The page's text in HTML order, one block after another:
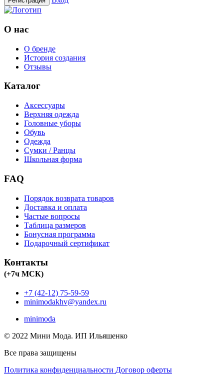
О нас
О бренде
История создания
Отзывы
Каталог
Аксессуары
Верхняя одежда
Головные уборы
Обувь
Одежда
Сумки / Ранцы
Школьная форма
FAQ
Порядок возврата товаров
Доставка и оплата
Частые вопросы
Таблица размеров
Бонусная программа
Подарочный сертификат
Контакты
(+7ч МСК)
+7 (42-12) 75-59-59
minimodakhv@yandex.ru
minimoda
© 2022 Мини Мода. ИП Ильяшенко
Все права защищены
Политика конфиденциальности Договор оферты